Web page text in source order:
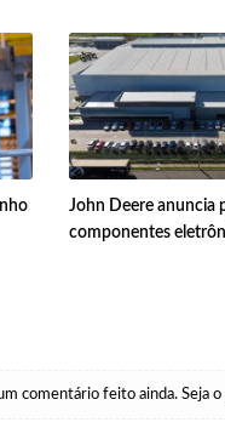
John Deere anuncia
componentes
comentário feito ainda. Seja